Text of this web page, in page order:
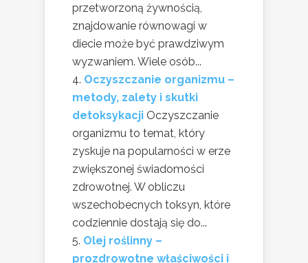
przetworzoną żywnością,
znajdowanie równowagi w
diecie może być prawdziwym
wyzwaniem. Wiele osób...
Oczyszczanie organizmu –
metody, zalety i skutki
detoksykacji Oczyszczanie
organizmu to temat, który
zyskuje na popularności w erze
zwiększonej świadomości
zdrowotnej. W obliczu
wszechobecnych toksyn, które
codziennie dostają się do...
Olej roślinny –
prozdrowotne właściwości i